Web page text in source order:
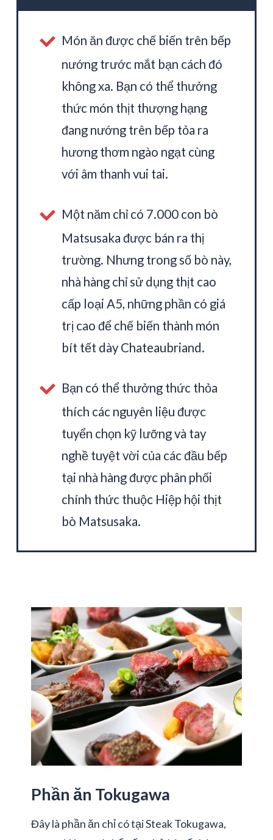
Món ăn được chế biến trên bếp
nướng trước mắt bạn cách đó
không xa. Bạn có thể thưởng
thức món thịt thượng hạng
đang nướng trên bếp tỏa ra
hương thơm ngào ngạt cùng
với âm thanh vui tai.
Một năm chỉ có 7.000 con bò
Matsusaka được bán ra thị
trường. Nhưng trong số bò này,
nhà hàng chỉ sử dụng thịt cao
cấp loại A5, những phần có giá
trị cao để chế biến thành món
bít tết dày Chateaubriand.
Bạn có thể thưởng thức thỏa
thích các nguyên liệu được
tuyển chọn kỹ lưỡng và tay
nghề tuyệt vời của các đầu bếp
tại nhà hàng được phân phối
chính thức thuộc Hiệp hội thịt
bò Matsusaka.
Phần ăn Tokugawa
Đây là phần ăn chỉ có tại Steak Tokugawa,